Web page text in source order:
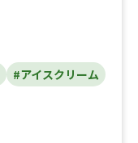
#アイスクリーム